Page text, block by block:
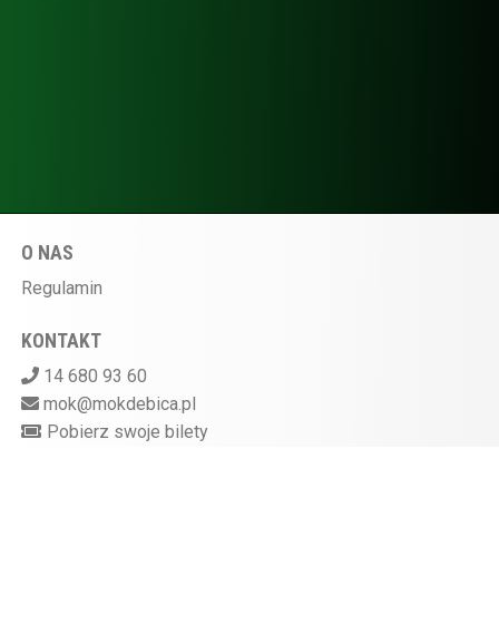
O NAS
Regulamin
KONTAKT
14 680 93 60
mok@mokdebica.pl
Pobierz swoje bilety